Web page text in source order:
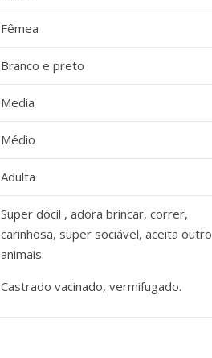
Fêmea
Branco e preto
Media
Médio
Adulta
Super dócil , adora brincar, correr,
carinhosa, super sociável, aceita outro
animais.
Castrado vacinado, vermifugado.